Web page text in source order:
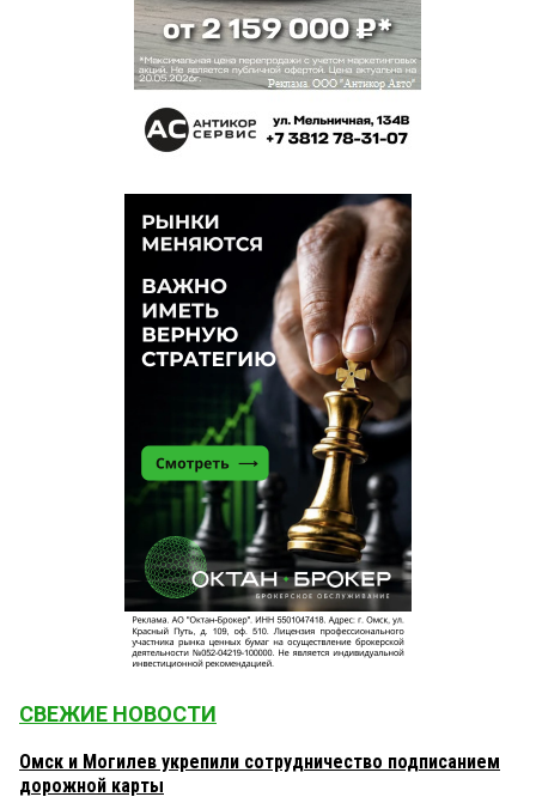
СВЕЖИЕ НОВОСТИ
Омск и Могилев укрепили сотрудничество подписанием
дорожной карты